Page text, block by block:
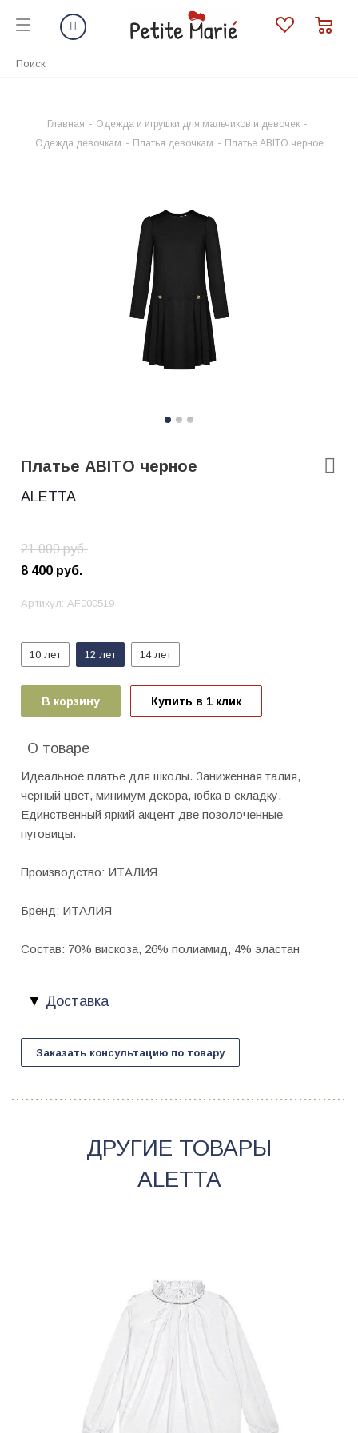
Главная - Одежда и игрушки для мальчиков и девочек -
Одежда девочкам - Платья девочкам - Платье ABITO черное
Платье ABITO черное
ALETTA
21 000руб.
8 400 руб.
Артикул: AF000519
10 лет 12 лет 14 лет
В корзину Купить в 1 клик
О товаре
Идеальное платье для школы. Заниженная талия,
черный цвет, минимум декора, юбка в складку.
Единственный яркий акцент две позолоченные
пуговицы.
Производство: ИТАЛИЯ
Бренд: ИТАЛИЯ
Состав: 70% вискоза, 26% полиамид, 4% эластан
Доставка
Заказать консультацию по товару
ДРУГИЕ ТОВАРЫ
ALETTA